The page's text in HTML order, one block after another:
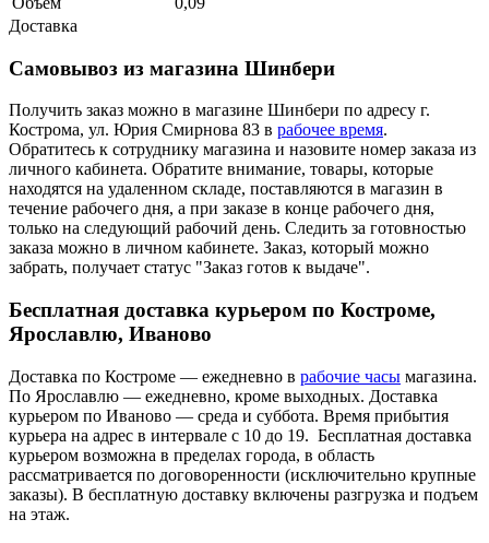
Доставка
Самовывоз из магазина Шинбери
Получить заказ можно в магазине Шинбери по адресу г.
Кострома, ул. Юрия Смирнова 83 в рабочее время.
Обратитесь к сотруднику магазина и назовите номер заказа из
личного кабинета. Обратите внимание, товары, которые
находятся на удаленном складе, поставляются в магазин в
течение рабочего дня, а при заказе в конце рабочего дня,
только на следующий рабочий день. Следить за готовностью
заказа можно в личном кабинете. Заказ, который можно
забрать, получает статус "Заказ готов к выдаче".
Бесплатная доставка курьером по Костроме,
Ярославлю, Иваново
Доставка по Костроме — ежедневно в рабочие часы магазина.
По Ярославлю — ежедневно, кроме выходных. Доставка
курьером по Иваново — среда и суббота. Время прибытия
курьера на адрес в интервале с 10 до 19. Бесплатная доставка
курьером возможна в пределах города, в область
рассматривается по договоренности (исключительно крупные
заказы). В бесплатную доставку включены разгрузка и подъем
на этаж.